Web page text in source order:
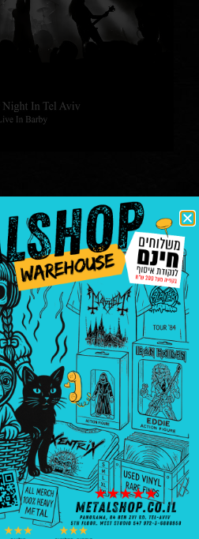
rain october
tel aviv
דיסקים
rain
50.00
2 במלאי
הוספה לסל